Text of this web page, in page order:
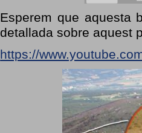
Esperem que aquesta
detallada sobre aquest
https://